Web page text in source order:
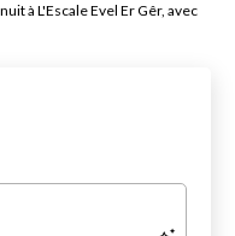
à L'Escale Evel Er Gêr, avec